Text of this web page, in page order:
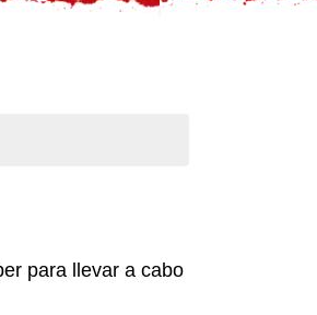
para llevar a cabo